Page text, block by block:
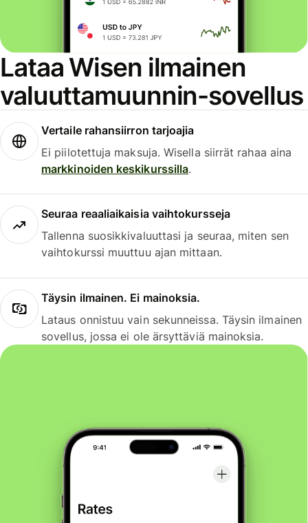
Lataa Wisen ilmainen
valuuttamuunnin-sovellus
Vertaile rahansiirron tarjoajia
Ei piilotettuja maksuja. Wisella siirrät rahaa aina
markkinoiden keskikurssilla.
Seuraa reaaliaikaisia vaihtokursseja
Tallenna suosikkivaluuttasi ja seuraa, miten sen
vaihtokurssi muuttuu ajan mittaan.
Täysin ilmainen. Ei mainoksia.
Lataus onnistuu vain sekunneissa. Täysin ilmainen
sovellus, jossa ei ole ärsyttäviä mainoksia.